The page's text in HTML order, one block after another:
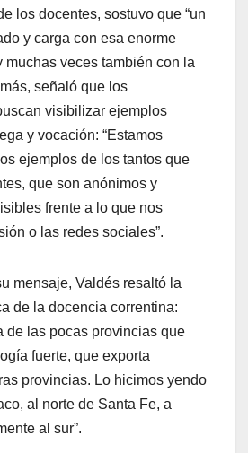
los docentes, sostuvo que “un
y carga con esa enorme
muchas veces también con la
señaló que los
visibilizar ejemplos
y vocación: “Estamos
ejemplos de los tantos que
que son anónimos y
frente a lo que nos
o las redes sociales”.
mensaje, Valdés resaltó la
de la docencia correntina:
de las pocas provincias que
fuerte, que exporta
provincias. Lo hicimos yendo
al norte de Santa Fe, a
al sur”.